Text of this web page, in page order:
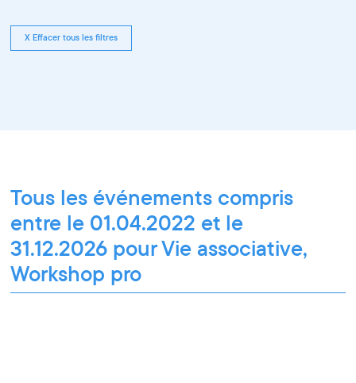
X Effacer tous les filtres
Tous les événements compris
entre le 01.04.2022 et le
31.12.2026 pour Vie associative,
Workshop pro